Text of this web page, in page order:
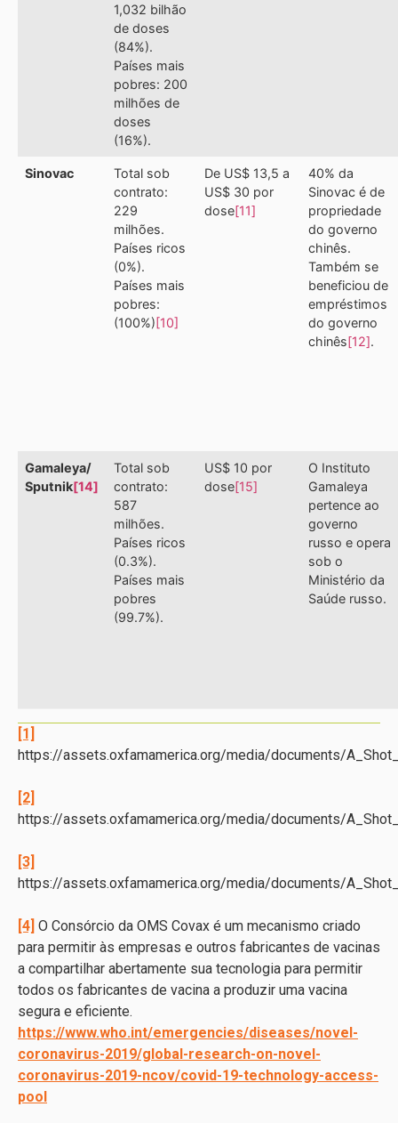
1,032 bilhão
de doses
(84%).
Países mais
pobres: 200
milhões de
doses
(16%).
Sinovac
Total sob
contrato:
229
milhões.
Países ricos
(0%).
Países mais
pobres:
(100%) [10]
De US$ 13,5 a
US$ 30 por
dose[11]
40% da
Sinovac é de
propriedade
do governo
chinês.
Também se
beneficiou de
empréstimos
do governo
chinês[12].
Gamaleya/
Sputnik[14]
Total sob
contrato:
587
milhões.
Países ricos
(0.3%).
Países mais
pobres
(99.7%).
US$ 10 por
dose[15]
O Instituto
Gamaleya
pertence ao
governo
russo e opera
sob o
Ministério da
Saúde russo.
[1]
https://assets.oxfamamerica.org/media/documents/
[2]
https://assets.oxfamamerica.org/media/documents/
[3]
https://assets.oxfamamerica.org/media/documents/
[4] O Consórcio da OMS Covax é um mecanismo criado
para permitir às empresas e outros fabricantes de vacinas
a compartilhar abertamente sua tecnologia para permitir
todos os fabricantes de vacina a produzir uma vacina
segura e eficiente.
https://www.who.int/emergencies/diseases/novel-
coronavirus-2019/global-research-on-novel-
coronavirus-2019-ncov/covid-19-technology-access-
pool